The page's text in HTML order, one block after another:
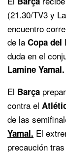
(21.30/TV3 y
encuentro
de la Copa del
duda en el
Lamine Yamal.
El Barça
contra el
de las
Yamal. El
precaución